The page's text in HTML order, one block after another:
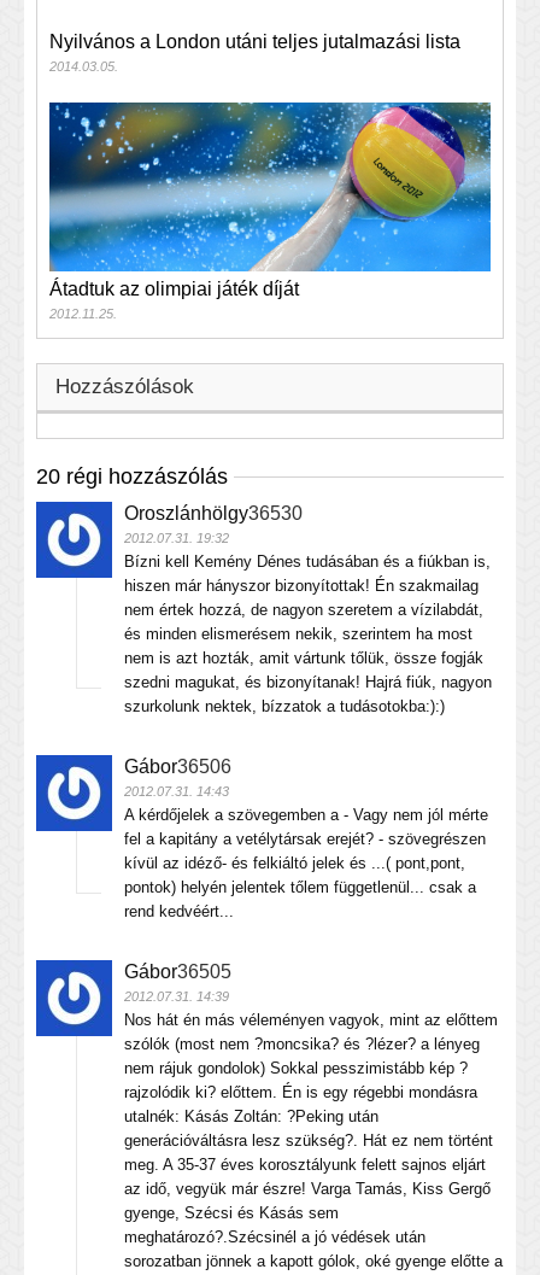
Nyilvános a London utáni teljes jutalmazási lista
2014.03.05.
Átadtuk az olimpiai játék díját
2012.11.25.
Hozzászólások
20 régi hozzászólás
Oroszlánhölgy36530
2012.07.31. 19:32
Bízni kell Kemény Dénes tudásában és a fiúkban is,
hiszen már hányszor bizonyítottak! Én szakmailag
nem értek hozzá, de nagyon szeretem a vízilabdát,
és minden elismerésem nekik, szerintem ha most
nem is azt hozták, amit vártunk tőlük, össze fogják
szedni magukat, és bizonyítanak! Hajrá fiúk, nagyon
szurkolunk nektek, bízzatok a tudásotokba:):)
Gábor36506
2012.07.31. 14:43
A kérdőjelek a szövegemben a - Vagy nem jól mérte
fel a kapitány a vetélytársak erejét? - szövegrészen
kívül az idéző- és felkiáltó jelek és ...( pont,pont,
pontok) helyén jelentek tőlem függetlenül... csak a
rend kedvéért...
Gábor36505
2012.07.31. 14:39
Nos hát én más véleményen vagyok, mint az előttem
szólók (most nem ?moncsika? és ?lézer? a lényeg
nem rájuk gondolok) Sokkal pesszimistább kép ?
rajzolódik ki? előttem. Én is egy régebbi mondásra
utalnék: Kásás Zoltán: ?Peking után
generációváltásra lesz szükség?. Hát ez nem történt
meg. A 35-37 éves korosztályunk felett sajnos eljárt
az idő, vegyük már észre! Varga Tamás, Kiss Gergő
gyenge, Szécsi és Kásás sem
meghatározó?.Szécsinél a jó védések után
sorozatban jönnek a kapott gólok, oké gyenge előtte a